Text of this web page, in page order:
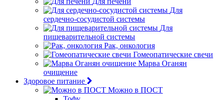
Для
сердечно-сосудистой системы
Для
пищеварительной системы
Рак, онкология
Гомеопатические свечи
Марва Оганян
очищение
Здоровое питание
Можно в ПОСТ